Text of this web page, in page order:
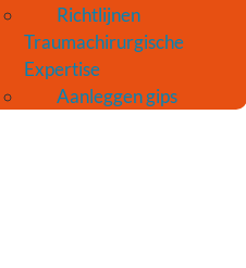
Richtlijnen
Traumachirurgische
Expertise
Aanleggen gips